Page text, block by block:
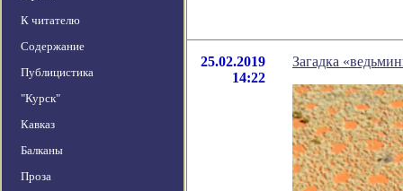
К читателю
Содержание
Публицистика
"Курск"
Кавказ
Балканы
Проза
25.02.2019
14:22
Загадка